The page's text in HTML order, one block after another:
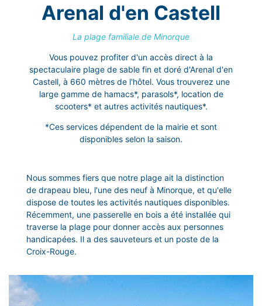
Arenal d'en Castell
La plage familiale de Minorque
Vous pouvez profiter d'un accès direct à la
spectaculaire plage de sable fin et doré d'Arenal d'en
Castell, à 660 mètres de l'hôtel. Vous trouverez une
large gamme de hamacs*, parasols*, location de
scooters* et autres activités nautiques*.
*Ces services dépendent de la mairie et sont
disponibles selon la saison.
Nous sommes fiers que notre plage ait la distinction
de drapeau bleu, l'une des neuf à Minorque, et qu'elle
dispose de toutes les activités nautiques disponibles.
Récemment, une passerelle en bois a été installée qui
traverse la plage pour donner accès aux personnes
handicapées. Il a des sauveteurs et un poste de la
Croix-Rouge.